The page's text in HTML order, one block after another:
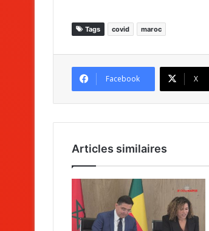
Tags covid maroc
Facebook X
Articles similaires